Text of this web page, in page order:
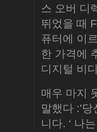
스 오버 디
뛰었을 때
퓨터에 이
한 가격에
디지털 비
매우 마지
말했다 :’
니다. ‘ 나